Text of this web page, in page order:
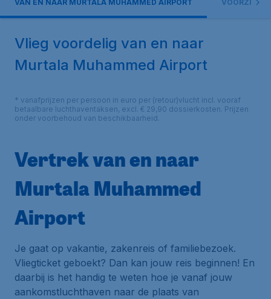
VAN EN NAAR MURTALA MUHAMMED AIRPORT
Vlieg voordelig van en naar
Murtala Muhammed Airport
* vanafprijzen per persoon in euro per (retour)vlucht incl. vooraf
betaalbare luchthaventaksen, excl. € 29,90 dossierkosten. Prijzen
onder voorbehoud van beschikbaarheid.
Vertrek van en naar
Murtala Muhammed
Airport
Je gaat op vakantie, zakenreis of familiebezoek.
Vliegticket geboekt? Dan kan jouw reis beginnen! En
daarbij is het handig te weten hoe je vanaf jouw
aankomstluchthaven naar de plaats van